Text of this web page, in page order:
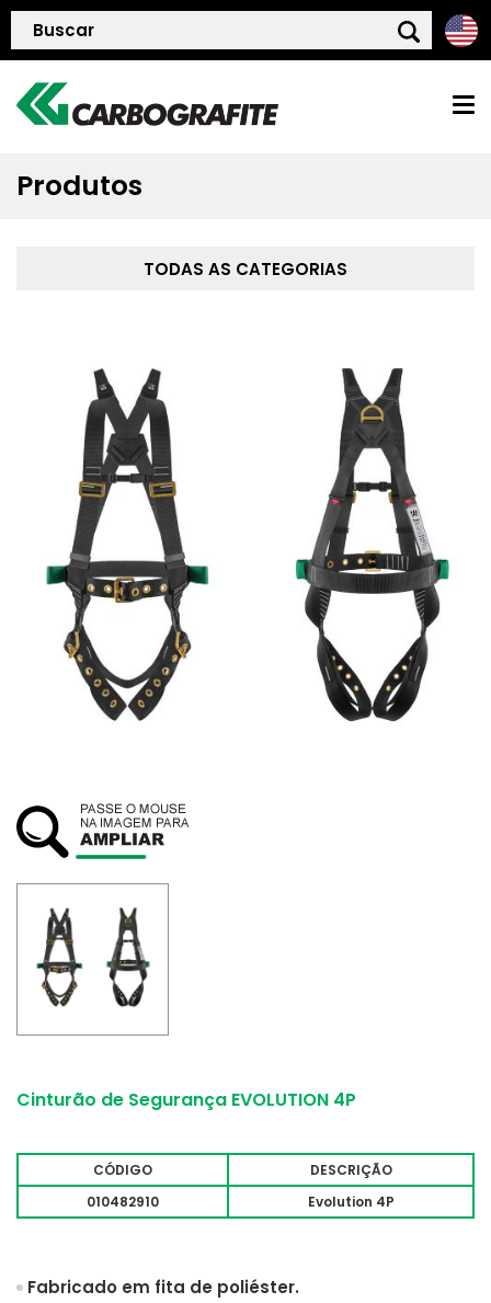
QUEM SOMOS
SUSTENTABILIDADE
Produtos
TODAS AS CATEGORIAS
Cinturão de Segurança EVOLUTION 4P
CÓDIGO
DESCRIÇÃO
010482910
Evolution 4P
Fabricado em fita de poliéster.